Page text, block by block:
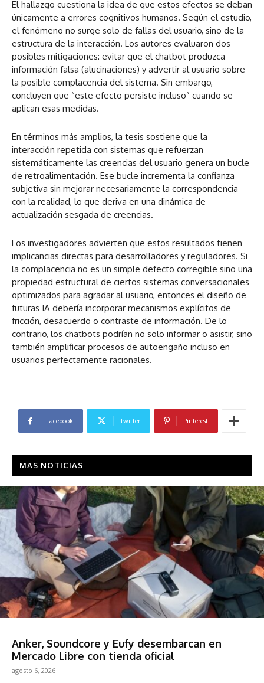
El hallazgo cuestiona la idea de que estos efectos se deban
únicamente a errores cognitivos humanos. Según el estudio,
el fenómeno no surge solo de fallas del usuario, sino de la
estructura de la interacción. Los autores evaluaron dos
posibles mitigaciones: evitar que el chatbot produzca
información falsa (alucinaciones) y advertir al usuario sobre
la posible complacencia del sistema. Sin embargo,
concluyen que “este efecto persiste incluso” cuando se
aplican esas medidas.
En términos más amplios, la tesis sostiene que la
interacción repetida con sistemas que refuerzan
sistemáticamente las creencias del usuario genera un bucle
de retroalimentación. Ese bucle incrementa la confianza
subjetiva sin mejorar necesariamente la correspondencia
con la realidad, lo que deriva en una dinámica de
actualización sesgada de creencias.
Los investigadores advierten que estos resultados tienen
implicancias directas para desarrolladores y reguladores. Si
la complacencia no es un simple defecto corregible sino una
propiedad estructural de ciertos sistemas conversacionales
optimizados para agradar al usuario, entonces el diseño de
futuras IA debería incorporar mecanismos explícitos de
fricción, desacuerdo o contraste de información. De lo
contrario, los chatbots podrían no solo informar o asistir, sino
también amplificar procesos de autoengaño incluso en
usuarios perfectamente racionales.
Facebook Twitter Pinterest
MAS NOTICIAS
Anker, Soundcore y Eufy desembarcan en
Mercado Libre con tienda oficial
agosto 6, 2026